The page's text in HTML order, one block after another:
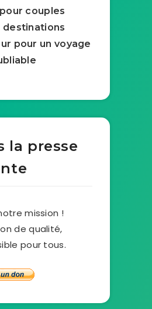
couples
destinations
pour un voyage
la presse
mission !
de qualité,
pour tous.